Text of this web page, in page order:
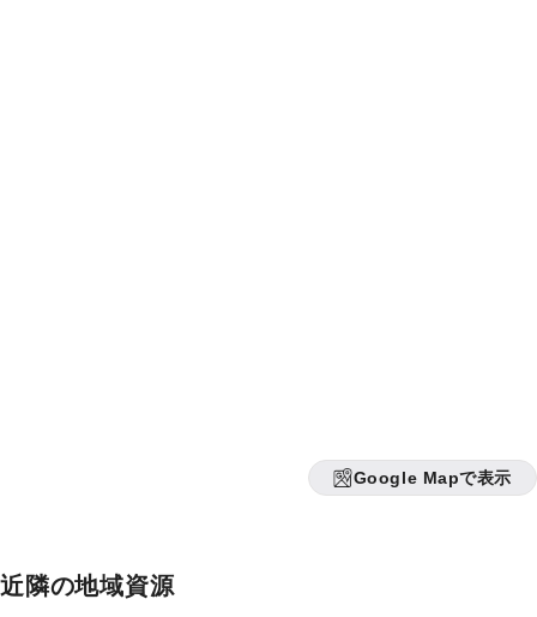
Google Mapで表示
近隣の地域資源